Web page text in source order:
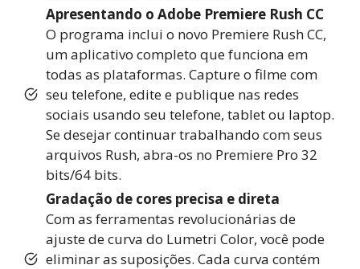
Apresentando o Adobe Premiere Rush CC
O programa inclui o novo Premiere Rush CC,
um aplicativo completo que funciona em
todas as plataformas. Capture o filme com
seu telefone, edite e publique nas redes
sociais usando seu telefone, tablet ou laptop.
Se desejar continuar trabalhando com seus
arquivos Rush, abra-os no Premiere Pro 32
bits/64 bits.
Gradação de cores precisa e direta
Com as ferramentas revolucionárias de
ajuste de curva do Lumetri Color, você pode
eliminar as suposições. Cada curva contém